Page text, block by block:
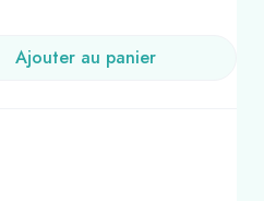
Ajouter au panier